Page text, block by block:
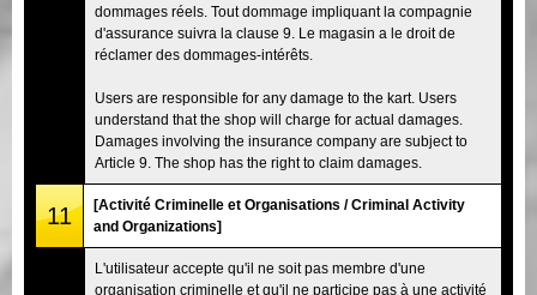
dommages réels. Tout dommage impliquant la compagnie
d'assurance suivra la clause 9. Le magasin a le droit de
réclamer des dommages-intérêts.
Users are responsible for any damage to the kart. Users
understand that the shop will charge for actual damages.
Damages involving the insurance company are subject to
Article 9. The shop has the right to claim damages.
11
[Activité Criminelle et Organisations / Criminal Activity
and Organizations]
L'utilisateur accepte qu'il ne soit pas membre d'une
organisation criminelle et qu'il ne participe pas à une activité